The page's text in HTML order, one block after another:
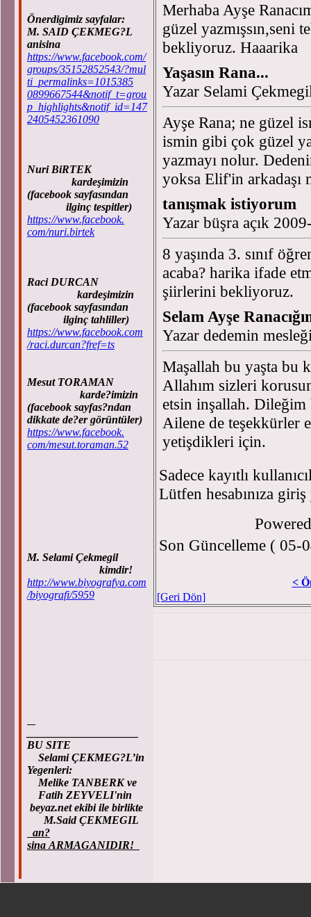
Önerdigimiz sayfalar:
M. SAID ÇEKMEG?L
anisina
https://www.facebook.com/
groups/35152852543/?mul
ti_permalinks=1015385
0899667544&notif_t=grou
p_highlights&notif_id=147
2405452361090
Nuri BiRTEK
kardeşimizin
(facebook sayfasından
ilginç tespitler)
https://www.facebook.
com/nuri.birtek
Raci DURCAN
kardeşimizin
(facebook sayfasından
ilginç tahliller)
https://www.facebook.com
/raci.durcan?fref=ts
Mesut TORAMAN
karde?imizin
(facebook sayfas?ndan
dikkate de?er görüntüler)
https://www.facebook.
com/mesut.toraman.52
M. Selami Çekmegil
kimdir!
http://www.biyografya.com
/biyografi/5959
BU SITE
Selami ÇEKMEG?L’in
Yegenleri:
Melike TANBERK ve
Fatih ZEYVELI'nin
beyaz.net ekibi ile birlikte
M.Said ÇEKMEGIL
an?
sina ARMAGANIDIR!
Merhaba Ayşe
güzel
bekliyoruz. Haaarika
Yaşasın Rana...
Yazar Selami
Ayşe Rana; ne güzel
ismin gibi çok güzel
yazmayı nolur.
yoksa Elif'in arkadaşı
tanışmak istiyorum
Yazar büşra açık
8 yaşında 3. sınıf
acaba? harika ifade
şiirlerini bekliyoruz.
Selam Ayşe
Yazar dedemin
Maşallah bu yaşta bu
Allahım sizleri
etsin inşallah. Dileğim
Ailene de teşekkürler
yetişdikleri için.
Sadece kayıtlı
Lütfen hesabınıza
Son Güncelleme ( 05-
<
[Geri Dön]